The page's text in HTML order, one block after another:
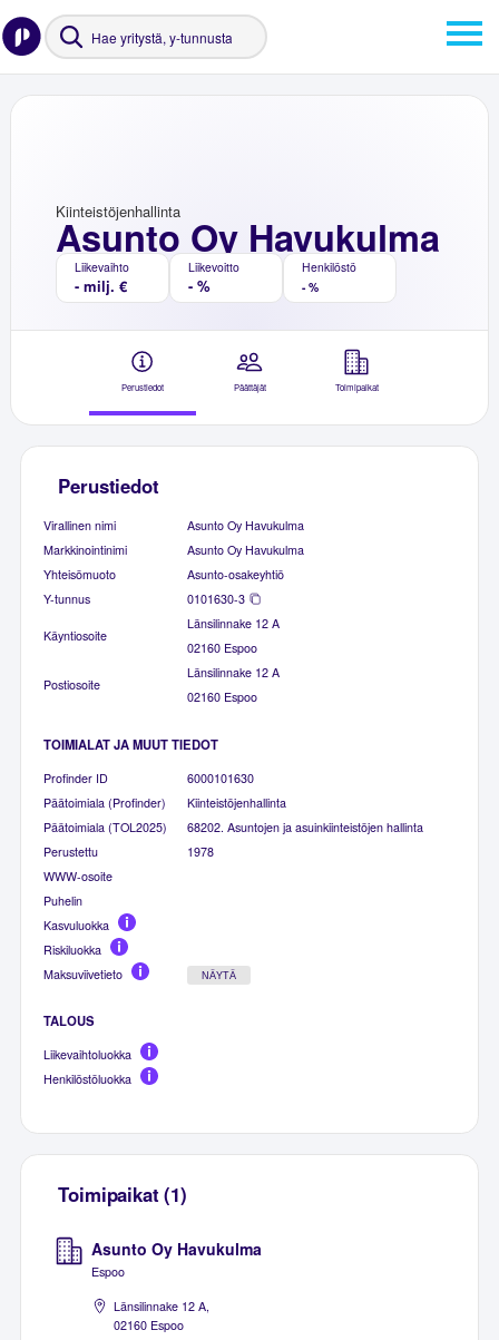
Asunto Oy Havukulma
Kiinteistöjenhallinta
Liikevaihto
- milj. €
Liikevoitto
- %
Henkilöstö
- %
Perustiedot Päättäjät Toimipaikat
Perustiedot
Virallinen nimi
Asunto Oy Havukulma
Markkinointinimi
Asunto Oy Havukulma
Yhteisömuoto
Asunto-osakeyhtiö
Y-tunnus
0101630-3
Käyntiosoite
Länsilinnake 12 A
02160 Espoo
Postiosoite
Länsilinnake 12 A
02160 Espoo
TOIMIALAT JA MUUT TIEDOT
Profinder ID
6000101630
Päätoimiala (Profinder)
Kiinteistöjenhallinta
Päätoimiala (TOL2025)
68202. Asuntojen ja asuinkiinteistöjen hallinta
Perustettu
1978
WWW-osoite
Puhelin
Kasvuluokka
Riskiluokka
Maksuviivetieto
NÄYTÄ
TALOUS
Liikevaihtoluokka
Henkilöstöluokka
Toimipaikat (1)
Asunto Oy Havukulma
Espoo
Länsilinnake 12 A,
02160 Espoo